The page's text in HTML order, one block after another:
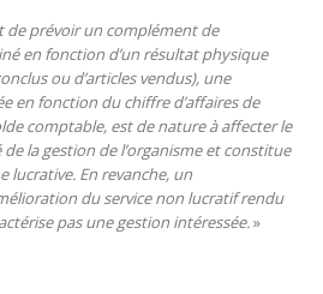
de prévoir un complément de
en fonction d’un résultat physique
ou d’articles vendus), une
en fonction du chiffre d’affaires de
comptable, est de nature à affecter le
la gestion de l’organisme et constitue
lucrative. En revanche, un
du service non lucratif rendu
pas une gestion intéressée.»